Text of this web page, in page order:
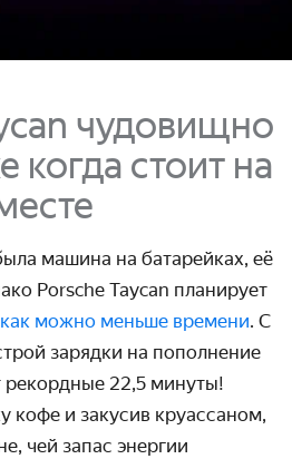
чудовищно
когда стоит на
машина на батарейках, её
Porsche Taycan планирует
как можно меньше времени. С
зарядки на пополнение
рекордные 22,5 минуты!
кофе и закусив круассаном,
чей запас энергии